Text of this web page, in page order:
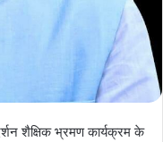
शैक्षिक भ्रमण कार्यक्रम के